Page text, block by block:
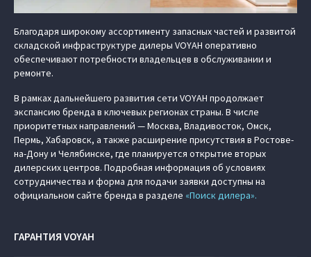
Благодаря широкому ассортименту запасных частей и развитой
складской инфраструктуре дилеры VOYAH оперативно
обеспечивают потребности владельцев в обслуживании и
ремонте.
В рамках дальнейшего развития сети VOYAH продолжает
экспансию бренда в ключевых регионах страны. В числе
приоритетных направлений — Москва, Владивосток, Омск,
Пермь, Хабаровск, а также расширение присутствия в Ростове-
на-Дону и Челябинске, где планируется открытие вторых
дилерских центров. Подробная информация об условиях
сотрудничества и форма для подачи заявки доступны на
официальном сайте бренда в разделе «Поиск дилера».
ГАРАНТИЯ VOYAH